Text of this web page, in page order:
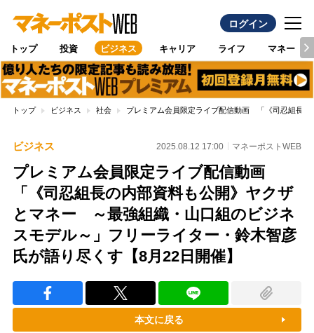
ログイン
トップ 投資 ビジネス キャリア ライフ マネー
トップ ビジネス 社会 プレミアム会員限定ライブ配信動画 「《司忍組長
ビジネス 2025.08.12 17:00 マネーポストWEB
プレミアム会員限定ライブ配信動画
「《司忍組長の内部資料も公開》ヤクザ
とマネー ～最強組織・山口組のビジネ
スモデル～」フリーライター・鈴木智彦
氏が語り尽くす【8月22日開催】
本文に戻る